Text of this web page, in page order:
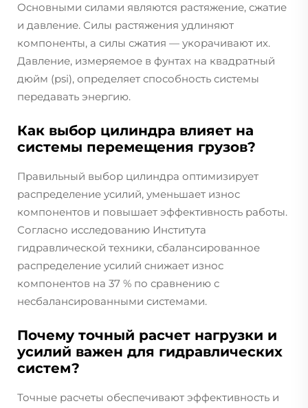
Основными силами являются растяжение, сжатие
и давление. Силы растяжения удлиняют
компоненты, а силы сжатия — укорачивают их.
Давление, измеряемое в фунтах на квадратный
дюйм (psi), определяет способность системы
передавать энергию.
Как выбор цилиндра влияет на
системы перемещения грузов?
Правильный выбор цилиндра оптимизирует
распределение усилий, уменьшает износ
компонентов и повышает эффективность работы.
Согласно исследованию Института
гидравлической техники, сбалансированное
распределение усилий снижает износ
компонентов на 37 % по сравнению с
несбалансированными системами.
Почему точный расчет нагрузки и
усилий важен для гидравлических
систем?
Точные расчеты обеспечивают эффективность и